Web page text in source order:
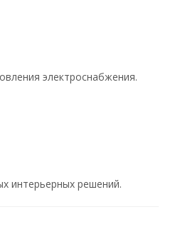
электроснабжения.
интерьерных решений.